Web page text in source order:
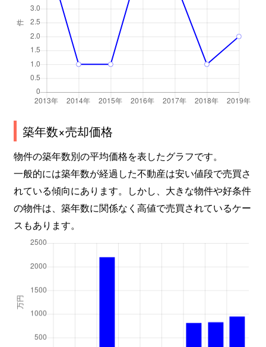
築年数×売却価格
物件の築年数別の平均価格を表したグラフです。
一般的には築年数が経過した不動産は安い値段で売買さ
れている傾向にあります。しかし、大きな物件や好条件
の物件は、築年数に関係なく高値で売買されているケー
スもあります。